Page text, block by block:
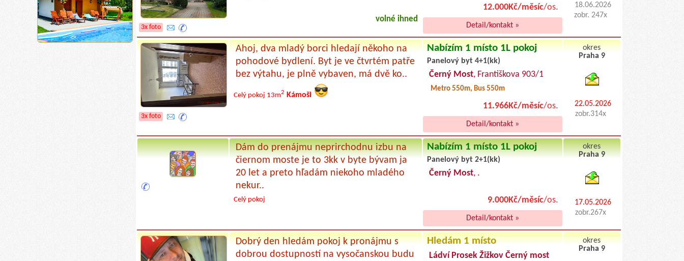
3x foto
volné ihned
12.000Kč/měsíc/os.
Detail/kontakt »
18.06.2026
zobr. 247x
3x foto
Ahoj, dva mladý borci hledají někoho na
pohodové bydlení. Byt je ve čtvrtém patře
bez výtahu, je plně vybaven, má dvě ko..
Celý pokoj 13m2 Kámoši
Nabízím 1 místo 1L pokoj
Panelový byt 4+1(kk)
Černý Most, Františkova 903/1
Metro 550m, Bus 550m
11.966Kč/měsíc/os.
Detail/kontakt »
okres
Praha 9
22.05.2026
zobr.314x
Dám do prenájmu neprirchodnu izbu na
čiernom moste je to 3kk v byte bývam ja
20 let a preto hľadám niekoho mladého
nekur..
Celý pokoj
Nabízím 1 místo 1L pokoj
Panelový byt 2+1(kk)
Černý Most, .
9.000Kč/měsíc/os.
Detail/kontakt »
okres
Praha 9
17.05.2026
zobr.267x
Dobrý den hledám pokoj k pronájmu s
dobrou dostupností na vysočanskou budu
Hledám 1 místo
Ládví Prosek Žižkov Černý most
okres
Praha 9